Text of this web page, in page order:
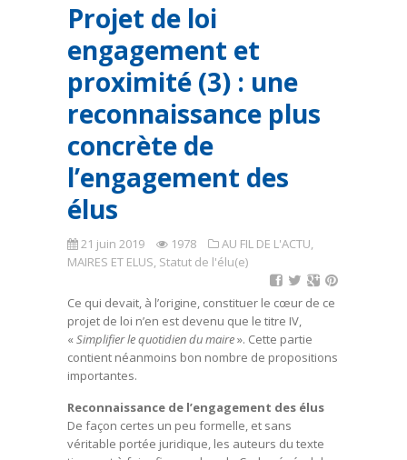
Projet de loi
engagement et
proximité (3) : une
reconnaissance plus
concrète de
l’engagement des
élus
21 juin 2019 1978 AU FIL DE L'ACTU,
MAIRES ET ELUS, Statut de l'élu(e)
Ce qui devait, à l’origine, constituer le cœur de ce
projet de loi n’en est devenu que le titre IV,
« Simplifier le quotidien du maire». Cette partie
contient néanmoins bon nombre de propositions
importantes.
Reconnaissance de l’engagement des élus
De façon certes un peu formelle, et sans
véritable portée juridique, les auteurs du texte